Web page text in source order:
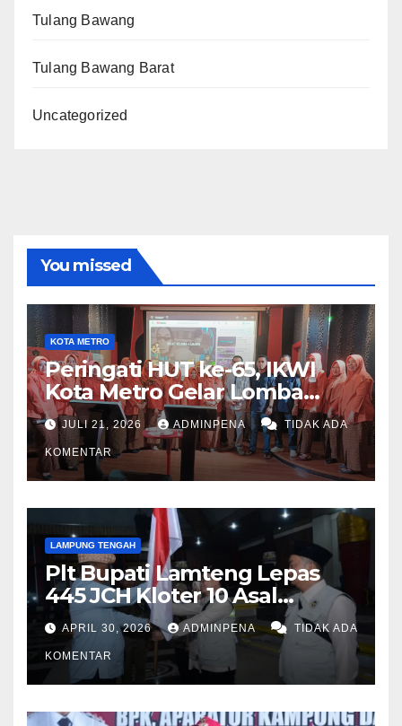
Tulang Bawang
Tulang Bawang Barat
Uncategorized
You missed
KOTA METRO
Peringati HUT ke-65, IKWI
Kota Metro Gelar Lomba
Fashion Show
JULI 21, 2026 ADMINPENA TIDAK ADA
KOMENTAR
LAMPUNG TENGAH
Plt Bupati Lamteng Lepas
445 JCH Kloter 10 Asal
Lamteng
APRIL 30, 2026 ADMINPENA TIDAK ADA
KOMENTAR